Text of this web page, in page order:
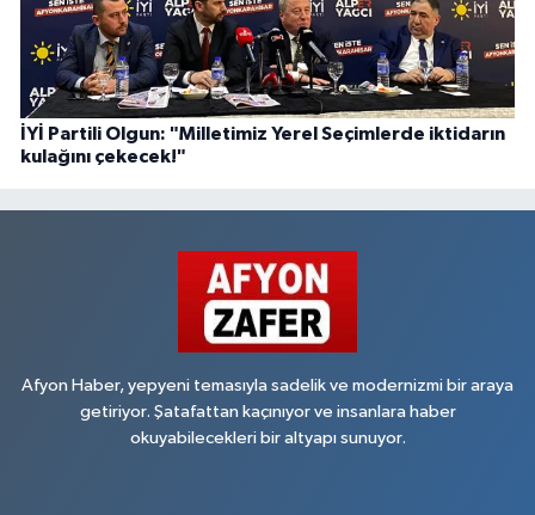
İYİ Partili Olgun: "Milletimiz Yerel Seçimlerde iktidarın
kulağını çekecek!"
Afyon Haber, yepyeni temasıyla sadelik ve modernizmi bir araya
getiriyor. Şatafattan kaçınıyor ve insanlara haber
okuyabilecekleri bir altyapı sunuyor.